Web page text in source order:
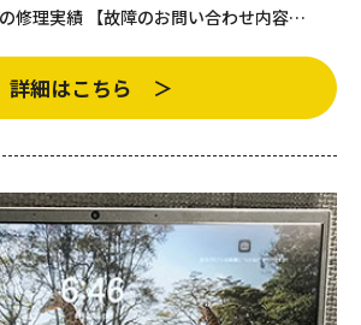
修理実績 【故障のお問い合わせ内容…
詳細はこちら ＞